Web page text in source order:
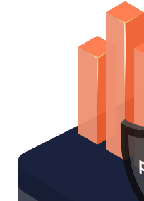
Надстройка Excel
Получить доступ